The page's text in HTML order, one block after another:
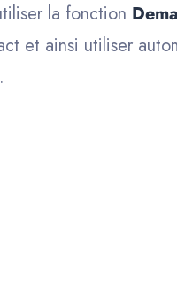
la fonction
et ainsi utiliser